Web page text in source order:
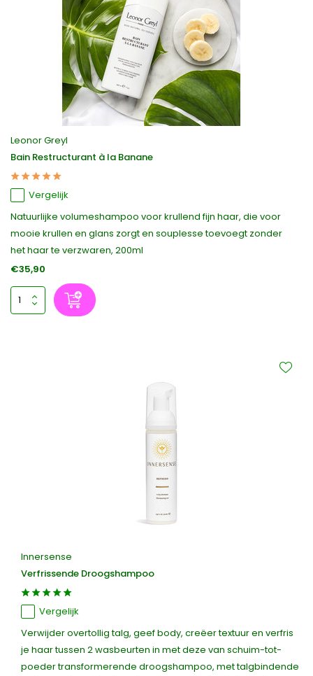
Leonor Greyl
Bain Restructurant à la Banane
Vergelijk
Natuurlijke volumeshampoo voor krullend fijn haar, die voor
mooie krullen en glans zorgt en souplesse toevoegt zonder
het haar te verzwaren, 200ml
€35,90
Innersense
Verfrissende Droogshampoo
Vergelijk
Verwijder overtollig talg, geef body, creëer textuur en verfris
je haar tussen 2 wasbeurten in met deze van schuim-tot-
poeder transformerende droogshampoo, met talgbindende